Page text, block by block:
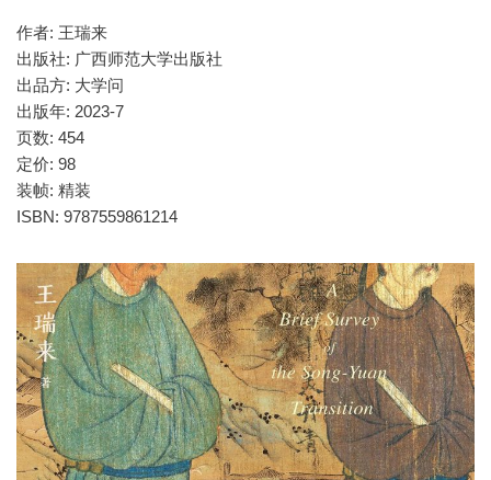
作者: 王瑞来
出版社: 广西师范大学出版社
出品方: 大学问
出版年: 2023-7
页数: 454
定价: 98
装帧: 精装
ISBN: 9787559861214